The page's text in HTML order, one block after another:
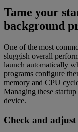
Tame your
background
One of the most
sluggish overall
launch automatically
programs configure
memory and CPU
Managing these
device.
Check and